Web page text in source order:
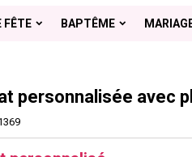
FÊTE BAPTÊME
personnalisée avec